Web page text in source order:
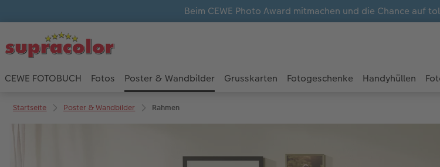
Beim CEWE Photo Award mitmachen und die Chance auf
CEWE FOTOBUCH Fotos Poster & Wandbilder Grusskarten Fotogeschenke Handyhüllen
Startseite Poster & Wandbilder Rahmen